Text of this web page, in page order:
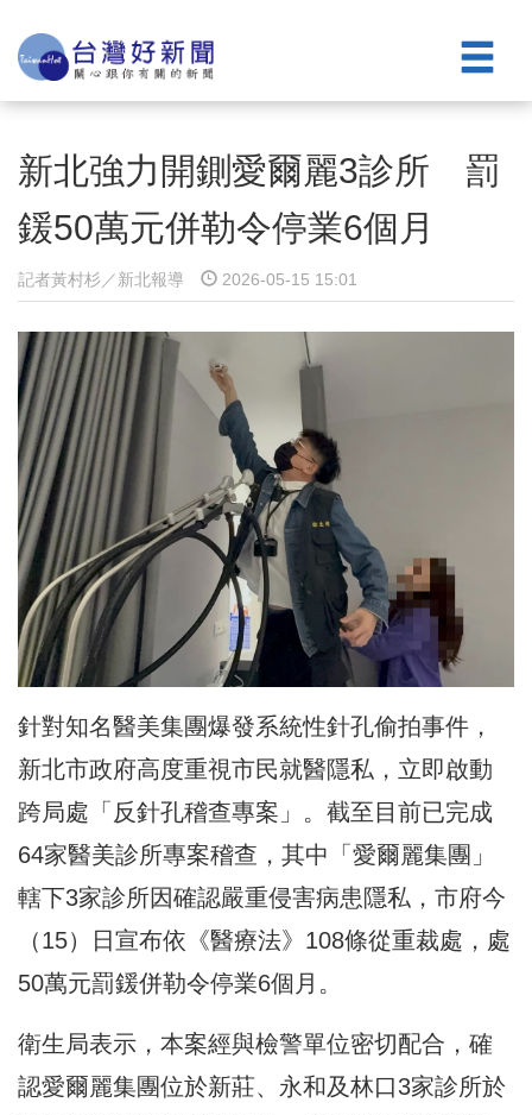
新北強力開鍘愛爾麗3診所 罰
鍰50萬元併勒令停業6個月
記者黃村杉／新北報導 2026-05-15 15:01
針對知名醫美集團爆發系統性針孔偷拍事件，
新北市政府高度重視市民就醫隱私，立即啟動
跨局處「反針孔稽查專案」。截至目前已完成
64家醫美診所專案稽查，其中「愛爾麗集團」
轄下3家診所因確認嚴重侵害病患隱私，市府今
（15）日宣布依《醫療法》108條從重裁處， 處
50萬元罰鍰併勒令停業6個月。
衛生局表示，本案經與檢警單位密切配合，確
認愛爾麗集團位於新莊、永和及林口3家診所於